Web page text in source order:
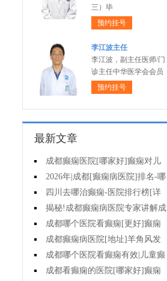
三）毕
预约挂号
李江波主任
李江波，副主任医师/门
诊主任中华医学会会员
预约挂号
最新文章
成都癫痫医院[哪家好]癫痫对儿
童病人心理有影响吗?
2026年|成都[癫痫病医院]排名-哪
些不良习惯能诱发癫痫?
四川去哪治癫痫-医院排行榜[详
细排名]癫痫治疗怎么治比较好?
揭秘!成都癫痫病医院专家讲解成
都哪一个医院能治疗癫痫?
成都哪个医院看癫痫[更好]癫痫
如何护理?
成都癫痫病医院[地址]羊角风发
作频率?
成都哪个医院看癫痫有效|儿童癫
痫治疗应该注意什么?
成都看癫痫的医院[哪家好]癫痫